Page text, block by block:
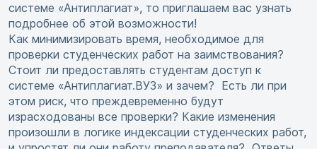
системе «Антиплагиат», то приглашаем вас узнать
подробнее об этой возможности!
Как минимизировать время, необходимое для
проверки студенческих работ на заимствования?
Стоит ли предоставлять студентам доступ к
системе «Антиплагиат.ВУЗ» и зачем? Есть ли при
этом риск, что преждевременно будут
израсходованы все проверки? Какие изменения
произошли в логике индексации студенческих работ,